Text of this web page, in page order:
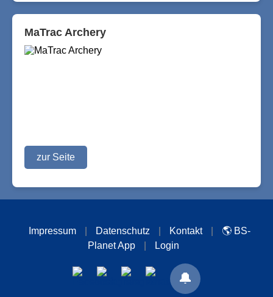
MaTrac Archery
zur Seite
Impressum Datenschutz Kontakt
🌎 BS-
Planet App
Login
🔔